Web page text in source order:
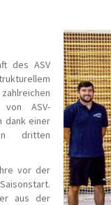
des ASV
von ASV-
dank einer
dritten
vor der
aus der